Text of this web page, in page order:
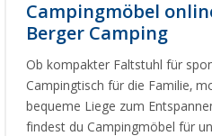
Campingmöbel
Berger Camping
Ob kompakter Faltstuhl für
Campingtisch für die Familie,
bequeme Liege zum
findest du Campingmöbel für